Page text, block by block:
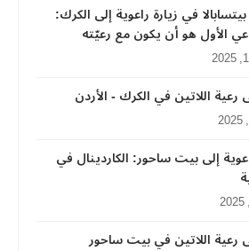
في زيارة راعوية إلى الكرك:
الأول هو أن يكون مع رعيّته
رعية اللاتين في الكرك - الأردن
إلى بيت ساحور: الكاردينال في
رعية اللاتين في بيت ساحور